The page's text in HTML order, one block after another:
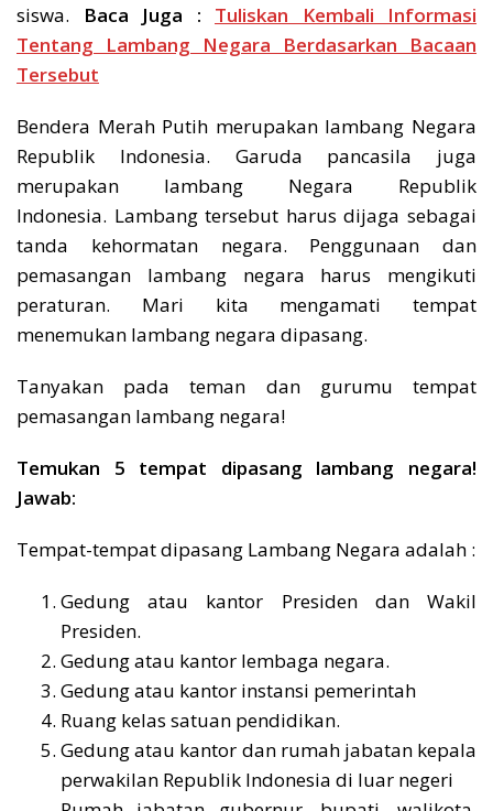
siswa.
Baca Juga : Tuliskan Kembali Informasi
Tentang Lambang Negara Berdasarkan Bacaan
Tersebut
Bendera Merah Putih merupakan lambang Negara
Republik Indonesia. Garuda pancasila juga
merupakan lambang Negara Republik
Indonesia. Lambang tersebut harus dijaga sebagai
tanda kehormatan negara. Penggunaan dan
pemasangan lambang negara harus mengikuti
peraturan. Mari kita mengamati tempat
menemukan lambang negara dipasang.
Tanyakan pada teman dan gurumu tempat
pemasangan lambang negara!
Temukan 5 tempat dipasang lambang negara!
Jawab:
Tempat-tempat dipasang Lambang Negara adalah :
Gedung atau kantor Presiden dan Wakil
Presiden.
Gedung atau kantor lembaga negara.
Gedung atau kantor instansi pemerintah
Ruang kelas satuan pendidikan.
Gedung atau kantor dan rumah jabatan kepala
perwakilan Republik Indonesia di luar negeri